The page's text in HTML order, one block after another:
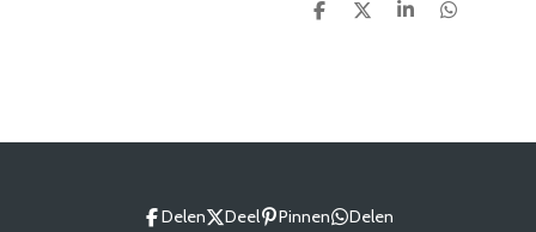
D
D
S
D
Delen Deel Pinnen Delen